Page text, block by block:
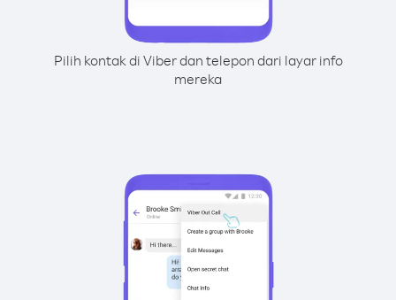
Pilih kontak di Viber dan telepon dari layar info
mereka